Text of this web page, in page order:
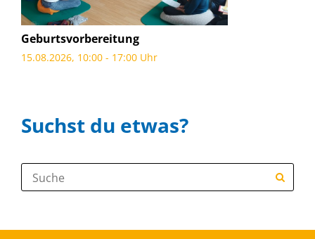
Geburtsvorbereitung
15.08.2026, 10:00 - 17:00 Uhr
Suchst du etwas?
Suche: